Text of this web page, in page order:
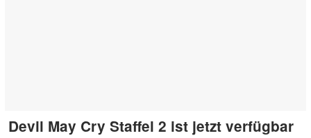
Devil May Cry Staffel 2 ist jetzt verfügbar